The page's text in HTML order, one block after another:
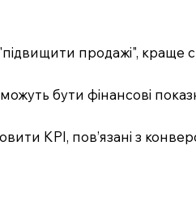
продажі", краще
бути фінансові
KPI, пов’язані з